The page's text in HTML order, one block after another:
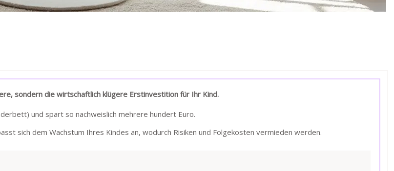
sondern die wirtschaftlich klügere Erstinvestition für Ihr Kind.
und spart so nachweislich mehrere hundert Euro.
sich dem Wachstum Ihres Kindes an, wodurch Risiken und Folgekosten vermieden werden.